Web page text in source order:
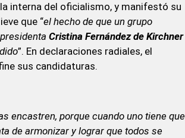
interna del oficialismo, y manifestó su
que “el hecho de que un grupo
Cristina Fernández de Kirchner
”. En declaraciones radiales, el
sus candidaturas.
encastren, porque cuando uno tiene que
de armonizar y lograr que todos se